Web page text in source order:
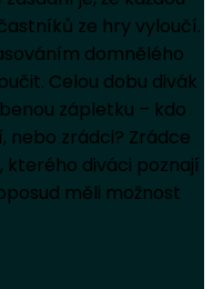
ze hry vyloučí.
domnělého
Celou dobu divák
zápletku – kdo
nebo zrádci? Zrádce
diváci poznají
měli možnost